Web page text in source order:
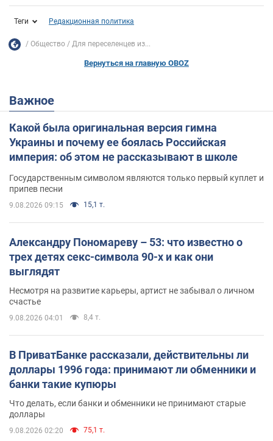
Теги Редакционная политика
Общество Для переселенцев из...
Вернуться на главную OBOZ
Важное
Какой была оригинальная версия гимна
Украины и почему ее боялась Российская
империя: об этом не рассказывают в школе
Государственным символом являются только первый куплет и
припев песни
9.08.2026 09:15 15,1 т.
Александру Пономареву – 53: что известно о
трех детях секс-символа 90-х и как они
выглядят
Несмотря на развитие карьеры, артист не забывал о личном
счастье
9.08.2026 04:01 8,4 т.
В ПриватБанке рассказали, действительны ли
доллары 1996 года: принимают ли обменники и
банки такие купюры
Что делать, если банки и обменники не принимают старые
доллары
9.08.2026 02:20 75,1 т.